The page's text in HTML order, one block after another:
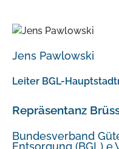
Jens Pawlowski
Leiter BGL-
Repräsentanz
Bundesverband
Entsorgung (BGL)